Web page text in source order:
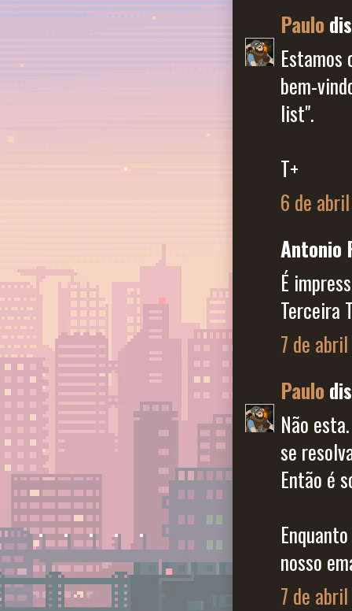
Paulo
Estamos
bem-
list".
T+
6 de
Antonio
É
Terceira
7 de
Paulo
Não
se
Então é
nosso
7 de